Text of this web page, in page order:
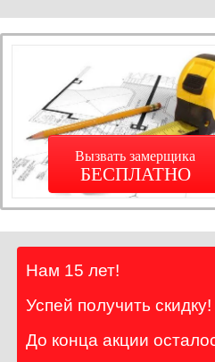
Вызвать замерщика
БЕСПЛАТНО
Нам 15 лет!
Успей получить скидку!
До конца акции